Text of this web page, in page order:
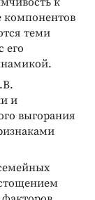
компонентов
теми
его
и
выгорания